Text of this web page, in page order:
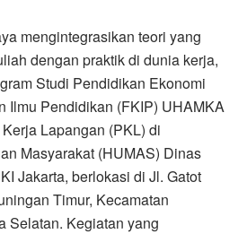
mengintegrasikan teori yang
dengan praktik di dunia kerja,
Studi Pendidikan Ekonomi
Ilmu Pendidikan (FKIP) UHAMKA
Lapangan (PKL) di
Masyarakat (HUMAS) Dinas
Jakarta, berlokasi di Jl. Gatot
Timur, Kecamatan
Selatan. Kegiatan yang